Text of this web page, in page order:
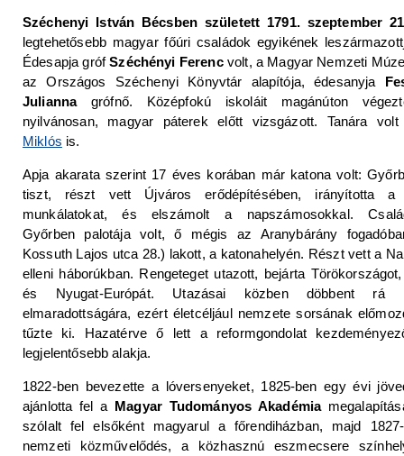
Széchenyi István Bécsben született 1791. szeptember
legtehetősebb magyar főúri családok egyikének
Édesapja grófSzéchényi Ferencvolt, a Magyar Nemzeti
az Országos Széchenyi Könyvtár alapítója, édesanyja
Juliannagrófnő. Középfokú iskoláit magánúton
nyilvánosan, magyar páterek előtt vizsgázott. Tanára
Miklós is.
Apja akarata szerint 17 éves korában már katona volt:
tiszt, részt vett Újváros erődépítésében, irányította a
munkálatokat, és elszámolt a napszámosokkal.
Győrben palotája volt, ő mégis az Aranybárány
Kossuth Lajos utca 28.) lakott, a katonahelyén. Részt vett a
elleni háborúkban. Rengeteget utazott, bejárta
és Nyugat-Európát. Utazásai közben döbbent rá
elmaradottságára, ezért életcéljául nemzete sorsának
tűzte ki. Hazatérve ő lett a reformgondolat
legjelentősebb alakja.
1822-ben bevezette a lóversenyeket, 1825-ben egy évi
ajánlotta fel a Magyar Tudományos Akadémia
szólalt fel elsőként magyarul a főrendiházban, majd
nemzeti közművelődés, a közhasznú eszmecsere